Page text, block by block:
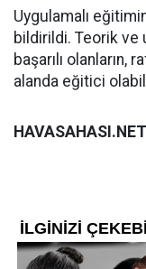
Uygulamalı
bildirildi. Teorik ve
başarılı olanların,
alanda eğitici
HAVASAHASI.NET